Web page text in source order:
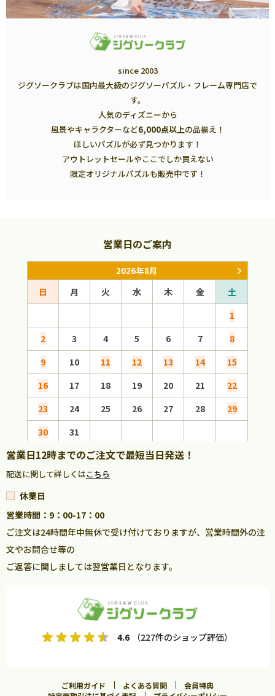
since 2003
ジグソークラブは国内最大級のジグソーパズル・フレーム専門店で
す。
人気のディズニーから
風景やキャラクターなど6,000点以上の品揃え！
ほしいパズルが必ず見つかります！
アウトレットセールやここでしか買えない
限定オリジナルパズルも販売中です！
営業日のご案内
2026年8月
日 月 火 水 木 金
土
1
2
3 4 5 6 7
8
9
10 11 12 13 14
15
16
17 18 19 20 21
22
23
24 25 26 27 28
29
30
31
営業日12時までのご注文で最短当日発送！
配送に関して詳しくはこちら
休業日
営業時間：9：00-17：00
ご注文は24時間年中無休で受け付けておりますが、営業時間外の注
文やお問合せ等の
ご返答に関しましては翌営業日となります。
4.6 （227件のショップ評価）
ご利用ガイド よくある質問
会員特典